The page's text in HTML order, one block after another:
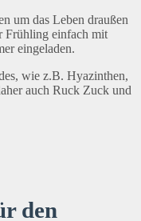
um das Leben draußen
Frühling einfach mit
eingeladen.
wie z.B. Hyazinthen,
auch Ruck Zuck und
den